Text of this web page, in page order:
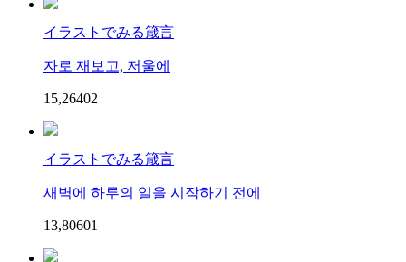
イラストでみる箴言
자로 재보고, 저울에
15,26402
イラストでみる箴言
새벽에 하루의 일을 시작하기 전에
13,80601